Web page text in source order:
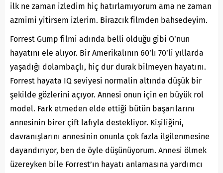
ilk ne zaman izledim hiç hatırlamıyorum ama ne zaman
azmimi yitirsem izlerim. Birazcık filmden bahsedeyim.
Forrest Gump filmi adında belli olduğu gibi O’nun
hayatını ele alıyor. Bir Amerikalının 60’lı 70’li yıllarda
yaşadığı dolambaçlı, hiç dur durak bilmeyen hayatını.
Forrest hayata IQ seviyesi normalin altında düşük bir
şekilde gözlerini açıyor. Annesi onun için en büyük rol
model. Fark etmeden elde ettiği bütün başarılarını
annesinin birer çift lafıyla destekliyor. Kişiliğini,
davranışlarını annesinin onunla çok fazla ilgilenmesine
dayandırıyor, ben de öyle düşünüyorum. Annesi ölmek
üzereyken bile Forrest’ın hayatı anlamasına yardımcı